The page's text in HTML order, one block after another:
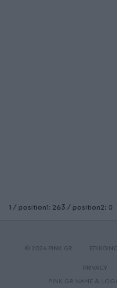
1 / position1: 263 / position2: 0
© 2026 PINK.GR
PRIVACY
PINK.GR NAME &